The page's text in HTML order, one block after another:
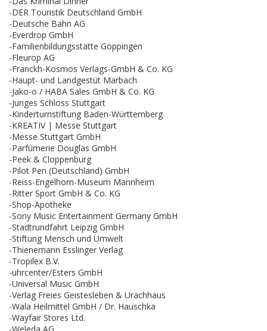
-DER Touristik Deutschland GmbH
-Deutsche Bahn AG
-Everdrop GmbH
-Familienbildungsstätte Göppingen
-Fleurop AG
-Franckh-Kosmos Verlags-GmbH & Co. KG
-Haupt- und Landgestüt Marbach
-Jako-o / HABA Sales GmbH & Co. KG
-Junges Schloss Stuttgart
-Kinderturnstiftung Baden-Württemberg
-KREATIV | Messe Stuttgart
-Messe Stuttgart GmbH
-Parfümerie Douglas GmbH
-Peek & Cloppenburg
-Pilot Pen (Deutschland) GmbH
-Reiss-Engelhorn-Museum Mannheim
-Ritter Sport GmbH & Co. KG
-Shop-Apotheke
-Sony Music Entertainment Germany GmbH
-Stadtrundfahrt Leipzig GmbH
-Stiftung Mensch und Umwelt
-Thienemann Esslinger Verlag
-Tropilex B.V.
-uhrcenter/Esters GmbH
-Universal Music GmbH
-Verlag Freies Geistesleben & Urachhaus
-Wala Heilmittel GmbH / Dr. Hauschka
-Wayfair Stores Ltd.